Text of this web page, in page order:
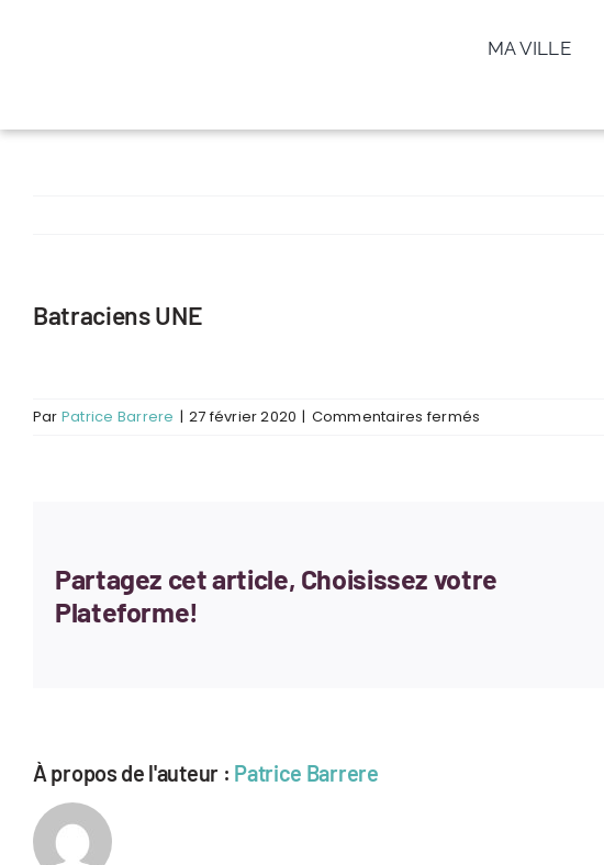
MA VILLE
Batraciens UNE
Par Patrice Barrere | 27 février 2020 | Commentaires fermés
Partagez cet article, Choisissez votre
Plateforme!
À propos de l'auteur : Patrice Barrere